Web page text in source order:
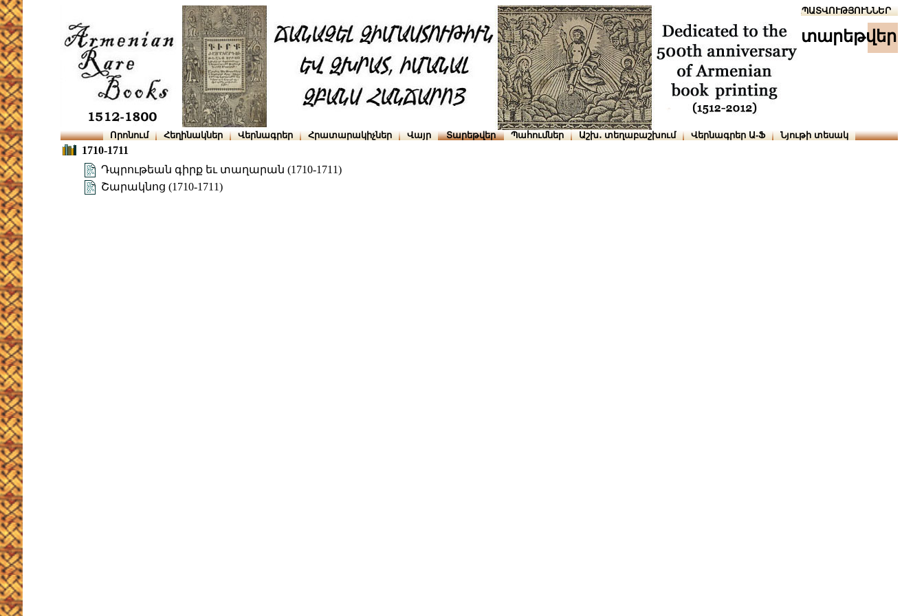
ՆԱԽԱՊԱՏՎՈՒԹՅՈՒՆՆԵՐ
տարեթվեր
Որոնում Հեղինակներ Վերնագրեր Հրատարակիչներ Վայր Տարեթվեր Պահումներ Աշխ․ տեղաբաշխում Վերնագրեր Ա-Ֆ Նյութի տեսակ
1710-1711
Դպրութեան գիրք եւ տաղարան (1710-1711)
Շարակնոց (1710-1711)